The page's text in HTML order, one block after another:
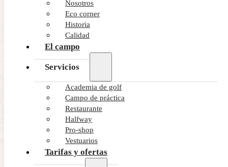
Nosotros
Eco corner
Historia
Calidad
El campo
Servicios
Academia de golf
Campo de práctica
Restaurante
Halfway
Pro-shop
Vestuarios
Tarifas y ofertas
NOTICIAS - GOLF ALCANADA
Calentamiento ideal antes de una ronda
de golf en Mallorca